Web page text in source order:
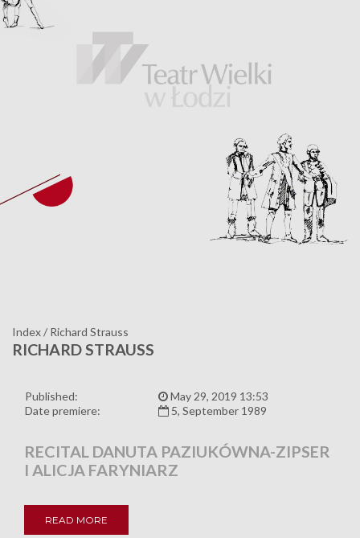
Index/ Richard Strauss
RICHARD STRAUSS
Published:
May 29, 2019 13:53
Date premiere:
5, September 1989
RECITAL DANUTA PAZIUKÓWNA-ZIPSER
I ALICJA FARYNIARZ
READ MORE